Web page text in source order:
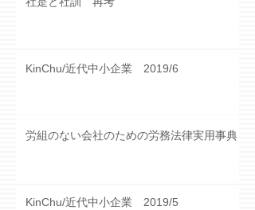
KinChu/近代中小企業 2019/6
労組のない会社のための労務法律実用事典
KinChu/近代中小企業 2019/5